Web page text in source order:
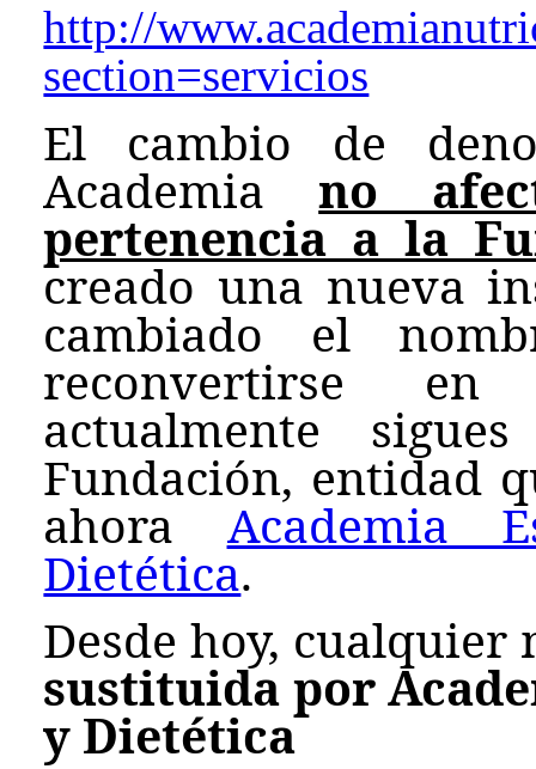
http://
section=servicios
El cambio de
Academiano
pertenencia a la
creado una nueva
cambiado el
reconvertirse
actualmente
Fundación, entidad
ahora Academia
Dietética.
Desde hoy, cualquier
sustituida por
y Dietética